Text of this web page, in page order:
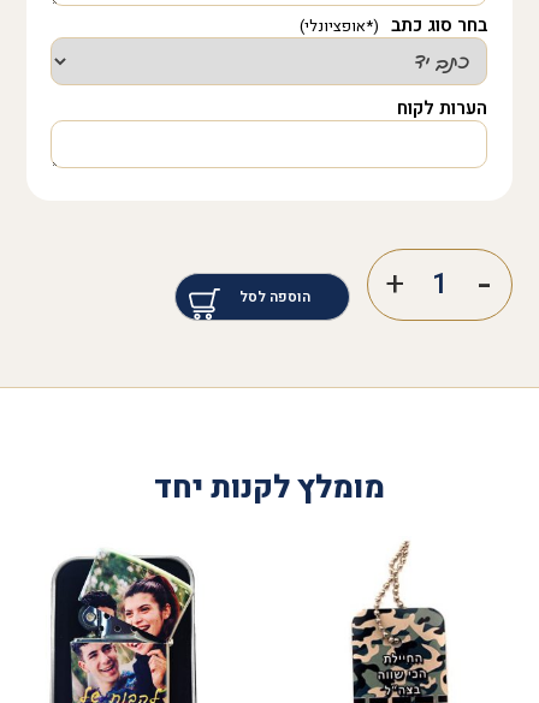
בחר סוג כתב
הערות לקוח
הוספה לסל
מומלץ לקנות יחד